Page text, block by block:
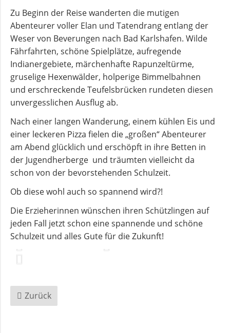
Neuigkeiten
Terminkalender
Gemeindebrief
Andachten
zum
Monatsspruch
Sommerkirche
ANGEBOTE
und
Kreise
Zu Beginn der Reise wanderten die mutigen
Abenteurer voller Elan und Tatendrang entlang der
Weser von Beverungen nach Bad Karlshafen. Wilde
Fährfahrten, schöne Spielplätze, aufregende
Indianergebiete, märchenhafte Rapunzeltürme,
gruselige Hexenwälder, holperige Bimmelbahnen
und erschreckende Teufelsbrücken rundeten diesen
unvergesslichen Ausflug ab.
Nach einer langen Wanderung, einem kühlen Eis und
einer leckeren Pizza fielen die „großen“ Abenteurer
am Abend glücklich und erschöpft in ihre Betten in
der Jugendherberge und träumten vielleicht da
schon von der bevorstehenden Schulzeit.
Ob diese wohl auch so spannend wird?!
Die Erzieherinnen wünschen ihren Schützlingen auf
jeden Fall jetzt schon eine spannende und schöne
Schulzeit und alles Gute für die Zukunft!
Zurück